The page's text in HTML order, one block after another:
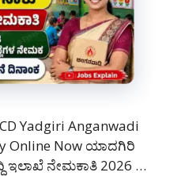
Yadgiri Anganwadi
Online Now ಯಾದಗಿರಿ
ಇಲಾಖೆ ನೇಮಕಾತಿ 2026 …